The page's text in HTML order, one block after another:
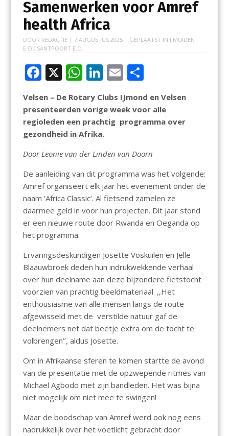
Samenwerken voor Amref
health Africa
DOOR REDACTIE | 7 AUGUSTUS 2025| GEPLAATST IN IJMUIDEN
E.O. , SANTPOORT E.O.
F
e
b
o
o
k
X W
at
s
A
p
p
Li
n
k
e
dI
n
E
ai
l
D
el
e
n
Velsen – De Rotary Clubs IJmond en Velsen
presenteerden vorige week voor alle
regioleden een prachtig programma over
gezondheid in Afrika.
Door Leonie van der Linden van Doorn
De aanleiding van dit programma was het volgende:
Amref organiseert elk jaar het evenement onder de
naam ‘Africa Classic’. Al fietsend zamelen ze
daarmee geld in voor hun projecten. Dit jaar stond
er een nieuwe route door Rwanda en Oeganda op
het programma.
Ervaringsdeskundigen Josette Voskuilen en Jelle
Blaauwbroek deden hun indrukwekkende verhaal
over hun deelname aan deze bijzondere fietstocht
voorzien van prachtig beeldmateriaal. ,,Het
enthousiasme van alle mensen langs de route
afgewisseld met de verstilde natuur gaf de
deelnemers net dat beetje extra om de tocht te
volbrengen’’, aldus Josette.
Om in Afrikaanse sferen te komen startte de avond
van de presentatie met de opzwepende ritmes van
Michael Agbodo met zijn bandleden. Het was bijna
niet mogelijk om niet mee te swingen!
Maar de boodschap van Amref werd ook nog eens
nadrukkelijk over het voetlicht gebracht door